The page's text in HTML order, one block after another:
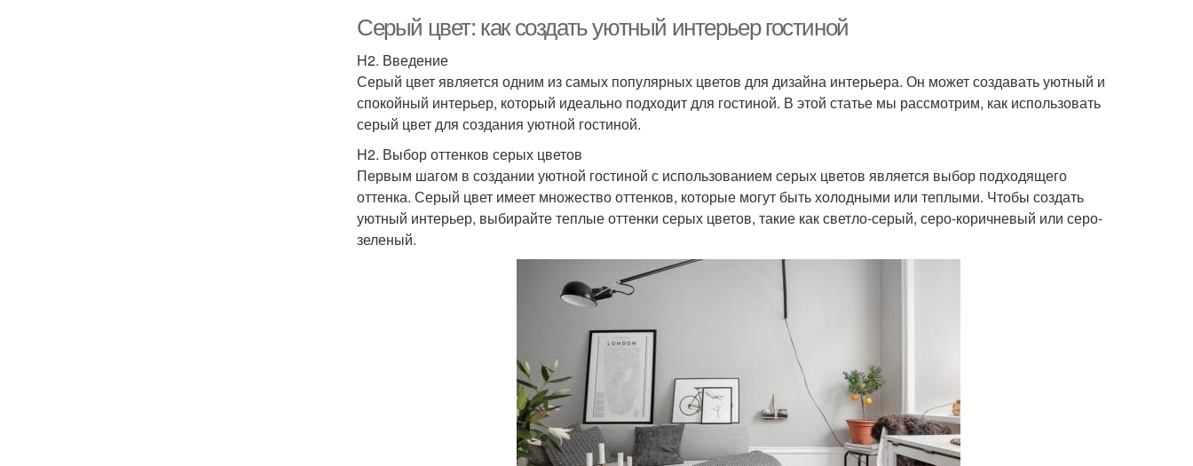
Серый цвет: как создать уютный интерьер гостиной
H2. Введение
Серый цвет является одним из самых популярных цветов для дизайна интерьера. Он может создавать уютный и
спокойный интерьер, который идеально подходит для гостиной. В этой статье мы рассмотрим, как использовать
серый цвет для создания уютной гостиной.
H2. Выбор оттенков серых цветов
Первым шагом в создании уютной гостиной с использованием серых цветов является выбор подходящего
оттенка. Серый цвет имеет множество оттенков, которые могут быть холодными или теплыми. Чтобы создать
уютный интерьер, выбирайте теплые оттенки серых цветов, такие как светло-серый, серо-коричневый или серо-
зеленый.